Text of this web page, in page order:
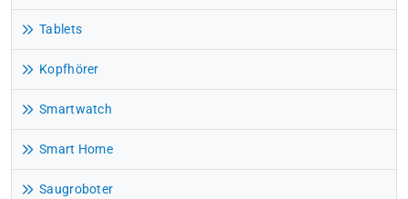
Tablets
Kopfhörer
Smartwatch
Smart Home
Saugroboter